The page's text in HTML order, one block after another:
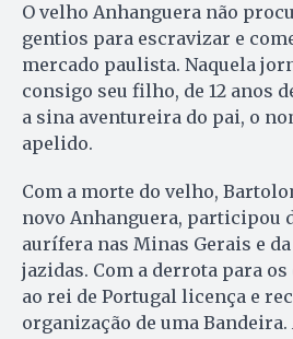
O velho Anhanguera não
gentios para escravizar e
mercado paulista. Naquela
consigo seu filho, de 12 anos
a sina aventureira do pai, o
apelido.
Com a morte do velho,
novo Anhanguera, participou
aurífera nas Minas Gerais e
jazidas. Com a derrota para
ao rei de Portugal licença e
organização de uma